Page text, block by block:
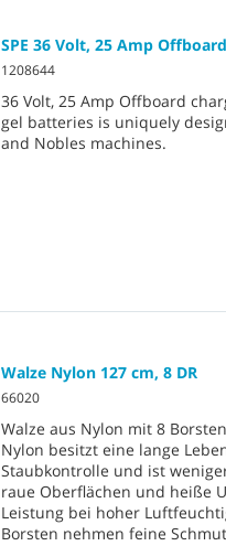
SPE 36 Volt, 25 Amp
1208644
36 Volt, 25 Amp Offboard
gel batteries is uniquely
and Nobles machines.
Walze Nylon 127 cm, 8 DR
66020
Walze aus Nylon mit 8
Nylon besitzt eine lange
Staubkontrolle und ist
raue Oberflächen und heiße
Leistung bei hoher
Borsten nehmen feine